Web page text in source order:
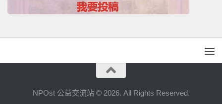
NPOst 公益交流站 © 2026. All Rights Reserved.